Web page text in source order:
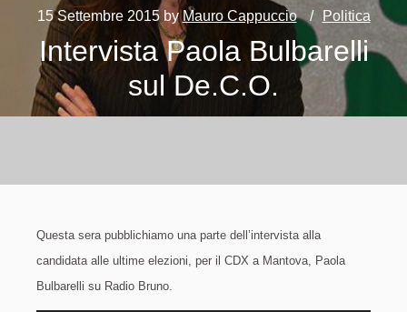
15 Settembre 2015by Mauro Cappuccio Politica
Intervista Paola Bulbarelli
sul De.C.O.
Questa sera pubblichiamo una parte dell’intervista alla
candidata alle ultime elezioni, per il CDX a Mantova, Paola
Bulbarelli su Radio Bruno.